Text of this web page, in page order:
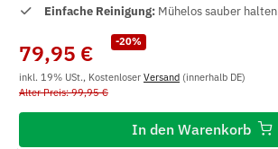
Einfache Reinigung: Mühelos sauber halten
-20%
79,95 €
inkl. 19% USt., Kostenloser Versand (innerhalb DE)
Alter Preis: 99,95 €
In den Warenkorb